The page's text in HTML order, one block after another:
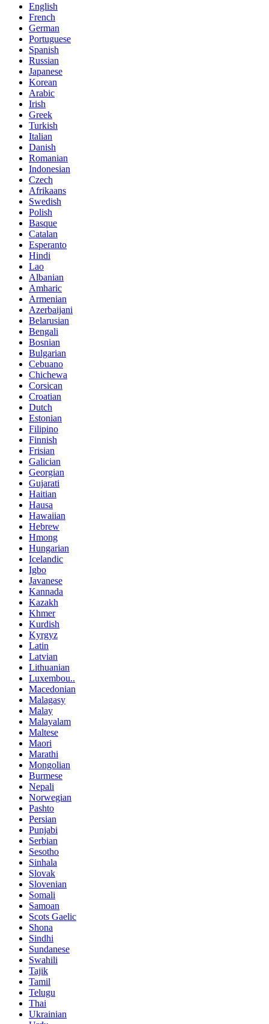
English
French
German
Portuguese
Spanish
Russian
Japanese
Korean
Arabic
Irish
Greek
Turkish
Italian
Danish
Romanian
Indonesian
Czech
Afrikaans
Swedish
Polish
Basque
Catalan
Esperanto
Hindi
Lao
Albanian
Amharic
Armenian
Azerbaijani
Belarusian
Bengali
Bosnian
Bulgarian
Cebuano
Chichewa
Corsican
Croatian
Dutch
Estonian
Filipino
Finnish
Frisian
Galician
Georgian
Gujarati
Haitian
Hausa
Hawaiian
Hebrew
Hmong
Hungarian
Icelandic
Igbo
Javanese
Kannada
Kazakh
Khmer
Kurdish
Kyrgyz
Latin
Latvian
Lithuanian
Luxembou..
Macedonian
Malagasy
Malay
Malayalam
Maltese
Maori
Marathi
Mongolian
Burmese
Nepali
Norwegian
Pashto
Persian
Punjabi
Serbian
Sesotho
Sinhala
Slovak
Slovenian
Somali
Samoan
Scots Gaelic
Shona
Sindhi
Sundanese
Swahili
Tajik
Tamil
Telugu
Thai
Ukrainian